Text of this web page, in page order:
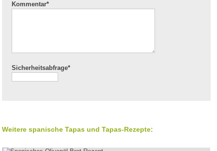
Kommentar*
Sicherheitsabfrage*
Weitere spanische Tapas und Tapas-Rezepte: